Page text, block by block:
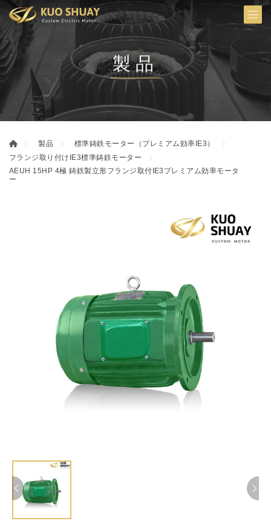
製品
製品
標準鋳鉄モーター（プレミアム効率IE3）
フランジ取り付けIE3標準鋳鉄モーター
AEUH 15HP 4極 鋳鉄製立形フランジ取付IE3プレミアム効率モータ
ー